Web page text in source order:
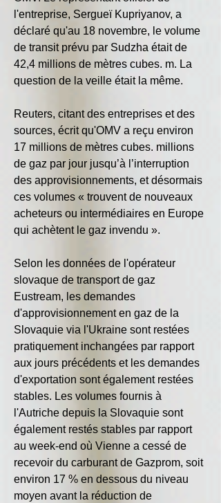
l'entreprise, Sergueï Kupriyanov, a
déclaré qu'au 18 novembre, le volume
de transit prévu par Sudzha était de
42,4 millions de mètres cubes. m. La
question de la veille était la même.
Reuters, citant des entreprises et des
sources, écrit qu'OMV a reçu environ
17 millions de mètres cubes. millions
de gaz par jour jusqu’à l’interruption
des approvisionnements, et désormais
ces volumes « trouvent de nouveaux
acheteurs ou intermédiaires en Europe
qui achètent le gaz invendu ».
Selon les données de l'opérateur
slovaque de transport de gaz
Eustream, les demandes
d'approvisionnement en gaz de la
Slovaquie via l'Ukraine sont restées
pratiquement inchangées par rapport
aux jours précédents et les demandes
d'exportation sont également restées
stables. Les volumes fournis à
l'Autriche depuis la Slovaquie sont
également restés stables par rapport
au week-end où Vienne a cessé de
recevoir du carburant de Gazprom, soit
environ 17 % en dessous du niveau
moyen avant la réduction de